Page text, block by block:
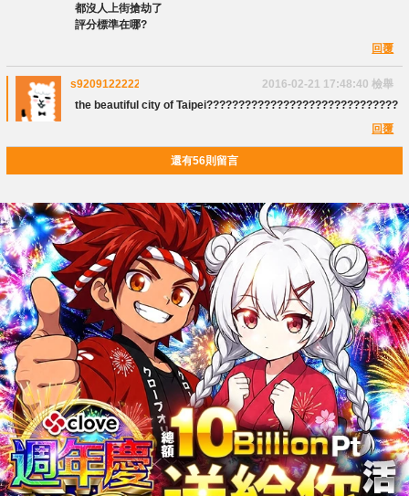
都沒人上街搶劫了
評分標準在哪?
回覆
s9209122222 2016-02-21 17:48:40 檢舉
the beautiful city of Taipei??????????????????????????????
回覆
還有56則留言